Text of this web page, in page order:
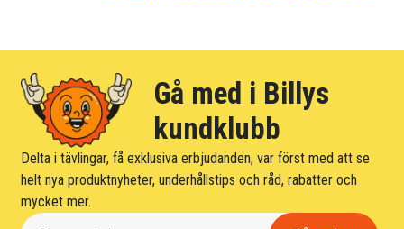
Gå med i Billys
kundklubb
Delta i tävlingar, få exklusiva erbjudanden, var först med att se
helt nya produktnyheter, underhållstips och råd, rabatter och
mycket mer.